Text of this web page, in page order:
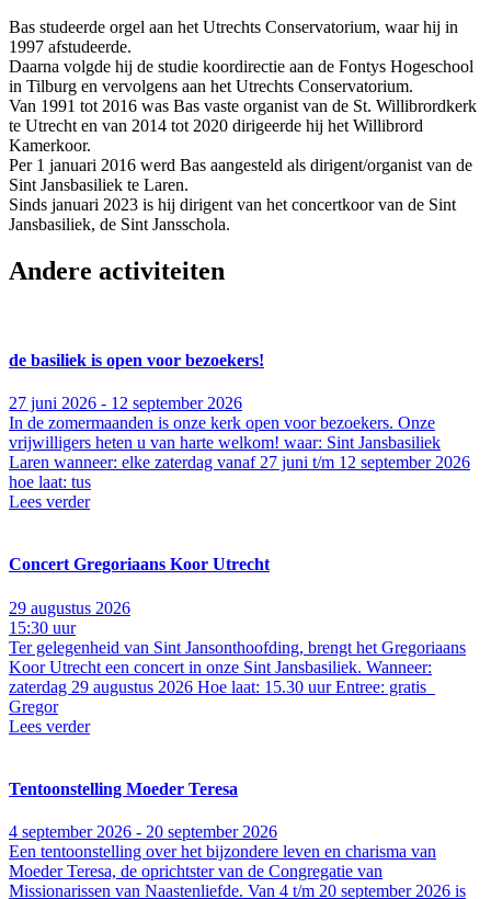
Bas studeerde orgel aan het Utrechts Conservatorium, waar hij in
1997 afstudeerde.
Daarna volgde hij de studie koordirectie aan de Fontys Hogeschool
in Tilburg en vervolgens aan het Utrechts Conservatorium.
Van 1991 tot 2016 was Bas vaste organist van de St. Willibrordkerk
te Utrecht en van 2014 tot 2020 dirigeerde hij het Willibrord
Kamerkoor.
Per 1 januari 2016 werd Bas aangesteld als dirigent/organist van de
Sint Jansbasiliek te Laren.
Sinds januari 2023 is hij dirigent van het concertkoor van de Sint
Jansbasiliek, de Sint Jansschola.
Andere activiteiten
de basiliek is open voor bezoekers!
27 juni 2026 - 12 september 2026
In de zomermaanden is onze kerk open voor bezoekers. Onze
vrijwilligers heten u van harte welkom! waar: Sint Jansbasiliek
Laren wanneer: elke zaterdag vanaf 27 juni t/m 12 september 2026
hoe laat: tus
Lees verder
Concert Gregoriaans Koor Utrecht
29 augustus 2026
15:30 uur
Ter gelegenheid van Sint Jansonthoofding, brengt het Gregoriaans
Koor Utrecht een concert in onze Sint Jansbasiliek. Wanneer:
zaterdag 29 augustus 2026 Hoe laat: 15.30 uur Entree: gratis
Gregor
Lees verder
Tentoonstelling Moeder Teresa
4 september 2026 - 20 september 2026
Een tentoonstelling over het bijzondere leven en charisma van
Moeder Teresa, de oprichtster van de Congregatie van
Missionarissen van Naastenliefde. Van 4 t/m 20 september 2026 is